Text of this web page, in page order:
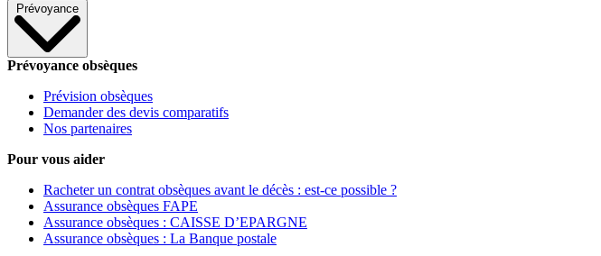
Prévoyance
Prévoyance obsèques
Prévision obsèques
Demander des devis comparatifs
Nos partenaires
Pour vous aider
Racheter un contrat obsèques avant le décès : est-ce possible ?
Assurance obsèques FAPE
Assurance obsèques : CAISSE D’EPARGNE
Assurance obsèques : La Banque postale